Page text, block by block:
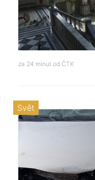
za 24 minut od ČTK
Svět